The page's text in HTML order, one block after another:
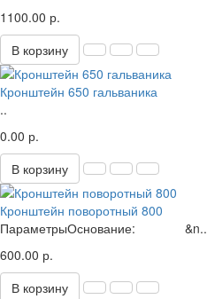
1100.00 р.
В корзину
Кронштейн 650 гальваника
..
0.00 р.
В корзину
Кронштейн поворотный 800
ПараметрыОснование: &n..
600.00 р.
В корзину